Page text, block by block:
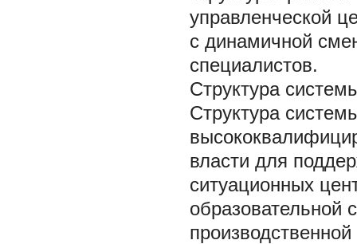
управленческой
с динамичной
специалистов.
Структура
Структура
власти для
ситуационных
образовательной